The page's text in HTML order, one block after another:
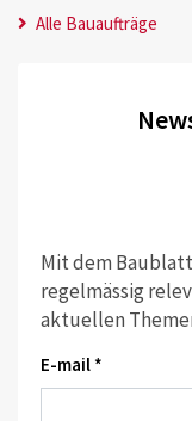
Alle Bauaufträge
Mit dem
regelmässig
aktuellen
E-mail *